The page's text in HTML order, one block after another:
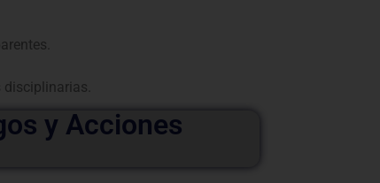
y Acciones